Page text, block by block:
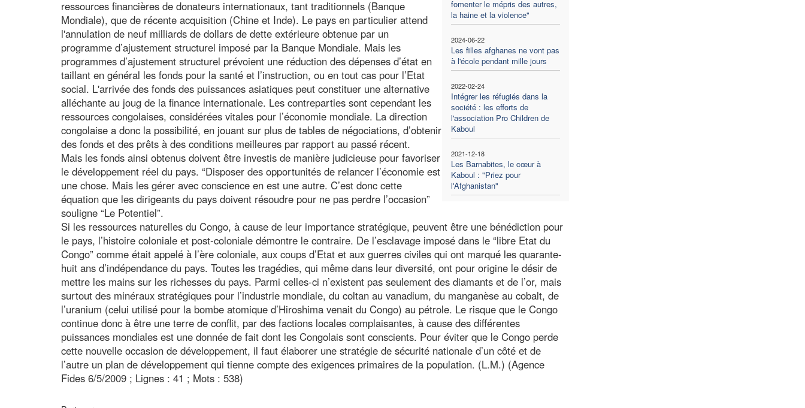
fomenter le mépris des autres,
la haine et la violence"
2024-06-22
Les filles afghanes ne vont pas
à l'école pendant mille jours
2022-02-24
Intégrer les réfugiés dans la
société : les efforts de
l'association Pro Children de
Kaboul
2021-12-18
Les Barnabites, le cœur à
Kaboul : "Priez pour
l'Afghanistan"
ressources financières de donateurs internationaux, tant traditionnels (Banque
Mondiale), que de récente acquisition (Chine et Inde). Le pays en particulier attend
l'annulation de neuf milliards de dollars de dette extérieure obtenue par un
programme d’ajustement structurel imposé par la Banque Mondiale. Mais les
programmes d’ajustement structurel prévoient une réduction des dépenses d’état en
taillant en général les fonds pour la santé et l’instruction, ou en tout cas pour l’Etat
social. L'arrivée des fonds des puissances asiatiques peut constituer une alternative
alléchante au joug de la finance internationale. Les contreparties sont cependant les
ressources congolaises, considérées vitales pour l’économie mondiale. La direction
congolaise a donc la possibilité, en jouant sur plus de tables de négociations, d’obtenir
des fonds et des prêts à des conditions meilleures par rapport au passé récent.
Mais les fonds ainsi obtenus doivent être investis de manière judicieuse pour favoriser
le développement réel du pays. “Disposer des opportunités de relancer l’économie est
une chose. Mais les gérer avec conscience en est une autre. C’est donc cette
équation que les dirigeants du pays doivent résoudre pour ne pas perdre l’occasion”
souligne “Le Potentiel”.
Si les ressources naturelles du Congo, à cause de leur importance stratégique, peuvent être une bénédiction pour
le pays, l’histoire coloniale et post-coloniale démontre le contraire. De l’esclavage imposé dans le “libre Etat du
Congo” comme était appelé à l’ère coloniale, aux coups d’Etat et aux guerres civiles qui ont marqué les quarante-
huit ans d’indépendance du pays. Toutes les tragédies, qui même dans leur diversité, ont pour origine le désir de
mettre les mains sur les richesses du pays. Parmi celles-ci n’existent pas seulement des diamants et de l’or, mais
surtout des minéraux stratégiques pour l’industrie mondiale, du coltan au vanadium, du manganèse au cobalt, de
l’uranium (celui utilisé pour la bombe atomique d’Hiroshima venait du Congo) au pétrole. Le risque que le Congo
continue donc à être une terre de conflit, par des factions locales complaisantes, à cause des différentes
puissances mondiales est une donnée de fait dont les Congolais sont conscients. Pour éviter que le Congo perde
cette nouvelle occasion de développement, il faut élaborer une stratégie de sécurité nationale d’un côté et de
l’autre un plan de développement qui tienne compte des exigences primaires de la population. (L.M.) (Agence
Fides 6/5/2009 ; Lignes : 41 ; Mots : 538)